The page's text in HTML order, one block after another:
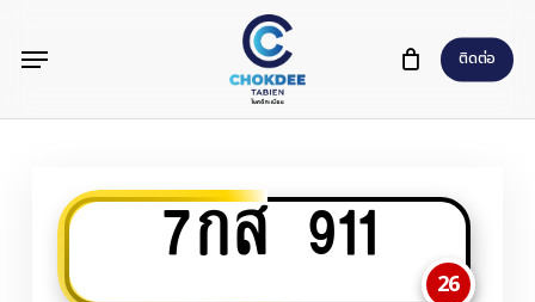
content
ติดต่อ
Menu
7กส 911
26